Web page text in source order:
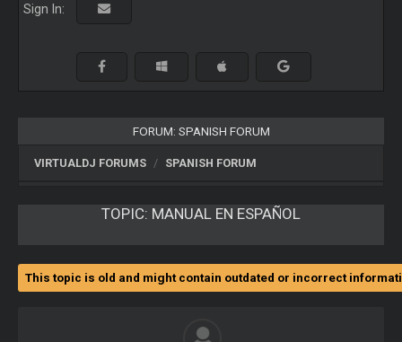
Sign In:
FORUM: SPANISH FORUM
VIRTUALDJ FORUMS SPANISH FORUM
TOPIC: MANUAL EN ESPAÑOL
This topic is old and might contain outdated or incorrect